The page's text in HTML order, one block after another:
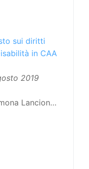
sui diritti
in CAA
2019
Lancioni,